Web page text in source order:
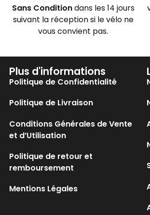
Sans Conditiondans les 14 jours
suivant la réception si le vélo ne
vous convient pas.
Plus d'informations
Politique de Confidentialité
Politique de Livraison
Conditions Générales de Vente
et d’Utilisation
Politique de retour et
remboursement
Mentions Légales